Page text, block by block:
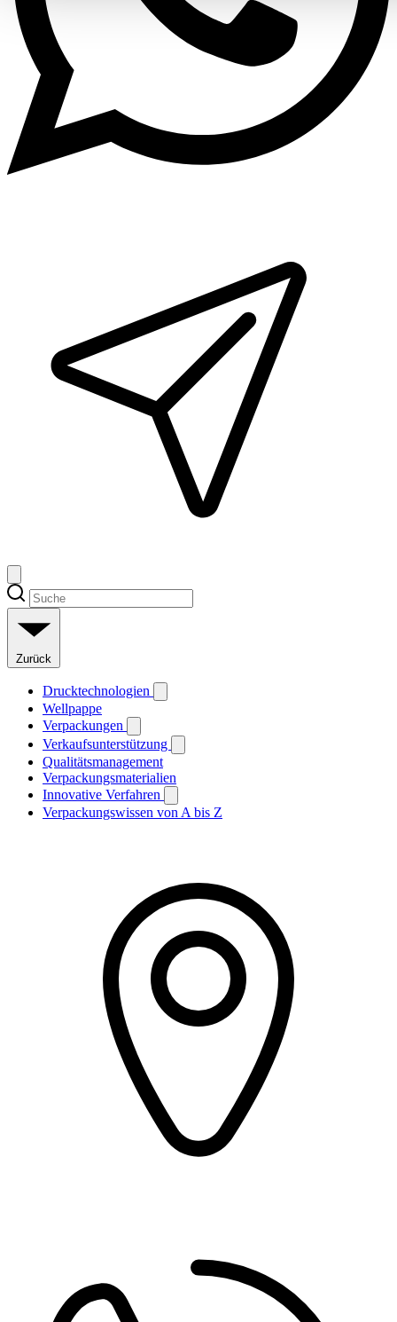
Zurück
Drucktechnologien
Wellpappe
Verpackungen
Verkaufsunterstützung
Qualitätsmanagement
Verpackungsmaterialien
Innovative Verfahren
Verpackungswissen von A bis Z